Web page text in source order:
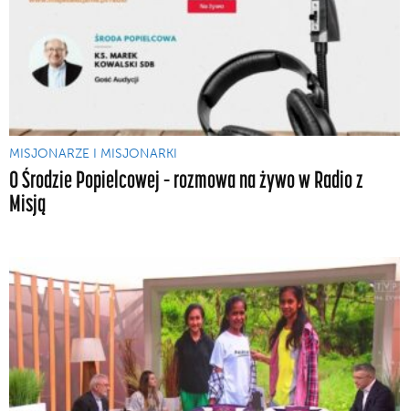
MISJONARZE I MISJONARKI
O Środzie Popielcowej – rozmowa na żywo w Radio z
Misją